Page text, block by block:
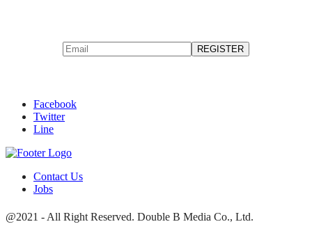
Facebook
Twitter
Line
Contact Us
Jobs
@2021 - All Right Reserved. Double B Media Co., Ltd.